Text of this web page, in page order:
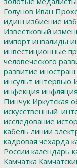
Голунов Иван
идиш избиение
Известковый
импорт инвалиды
инвестиционные
человеческого
развитие
инсульт интервью
инфекция инфляция
Пинчук Иркутская
исследование
кабель линии
кадровая чехарда
России календарь
Камчатка